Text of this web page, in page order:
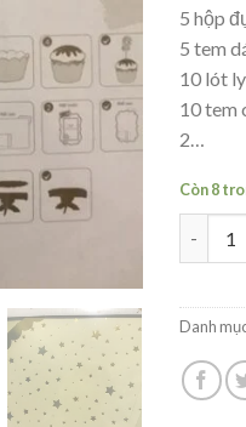
5 hộp
5 tem
10 lót ly
10 tem
2…
Còn 8
Bộ
Danh